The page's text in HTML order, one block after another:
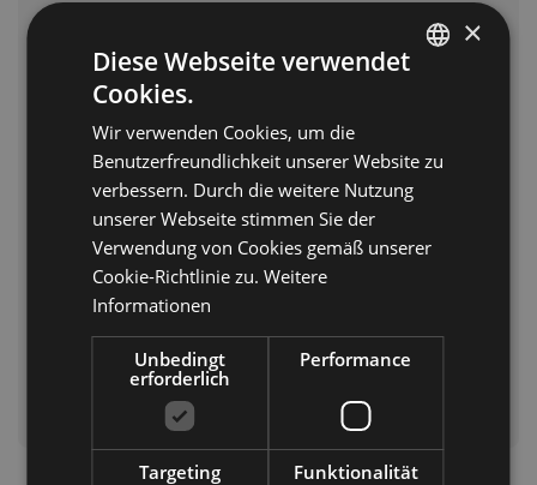
Ein Erlebnis für alle Sinne – Biathlon &
Winterspiele 2026 in Antholz
Die Winterspiele 2026 sind mehr als Wettkämpfe
bleibt.In Antholz,Südtirol,wird dieses Gefühl
Biathlonbesonders intensiv: Schneeflocken
glitzern, Fans jubeln und die Berge bilden eine
spektakuläre Kulisse.
Hier verbinden sichSport, Natur und Emotion
einem Erlebnis, das weit über den Zielstrich
hinausgeht.
Entdecke die Südtirol-Arena!
×
Diese Webseite verwendet
Cookies.
Wir verwenden Cookies, um die
Benutzerfreundlichkeit unserer Website zu
verbessern. Durch die weitere Nutzung
unserer Webseite stimmen Sie der
Verwendung von Cookies gemäß unserer
Cookie-Richtlinie zu. Weitere
Informationen
Unbedingt
erforderlich
Performance
Targeting Funktionalität